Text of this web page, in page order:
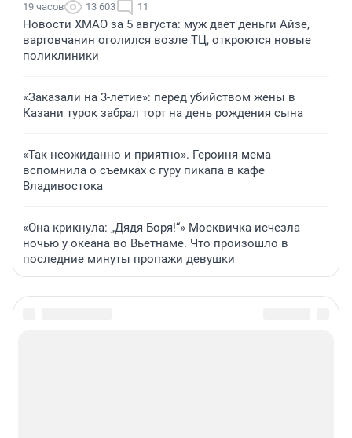
19 часов 13 603 11
Новости ХМАО за 5 августа: муж дает деньги Айзе,
вартовчанин оголился возле ТЦ, откроются новые
поликлиники
«Заказали на 3-летие»: перед убийством жены в
Казани турок забрал торт на день рождения сына
«Так неожиданно и приятно». Героиня мема
вспомнила о съемках с гуру пикапа в кафе
Владивостока
«Она крикнула: „Дядя Боря!“» Москвичка исчезла
ночью у океана во Вьетнаме. Что произошло в
последние минуты пропажи девушки